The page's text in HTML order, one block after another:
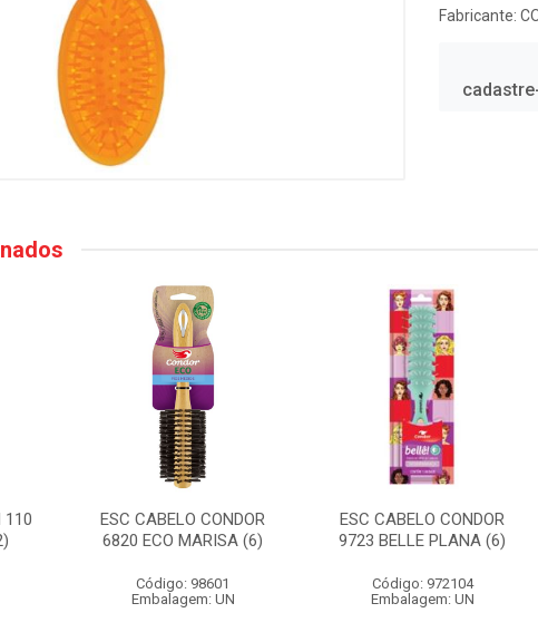
Fabricante:
110
ESC CABELO CONDOR
6820 ECO MARISA (6)
Código: 98601
Embalagem: UN
ESC CABELO CONDOR
9723 BELLE PLANA (6)
Código: 972104
Embalagem: UN